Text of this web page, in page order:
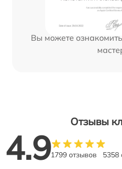
Вы можете
Отзывы
4.91799 отзывов 5358